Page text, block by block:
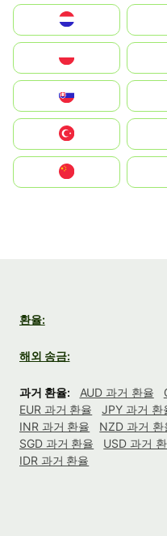
United States
中國香港特別行政區
환율:
해외 송금:
과거 환율: AUD 과거 환율
EUR 과거 환율
JPY 과거 환
INR 과거 환율
NZD 과거 환
SGD 과거 환율
USD 과거
IDR 과거 환율